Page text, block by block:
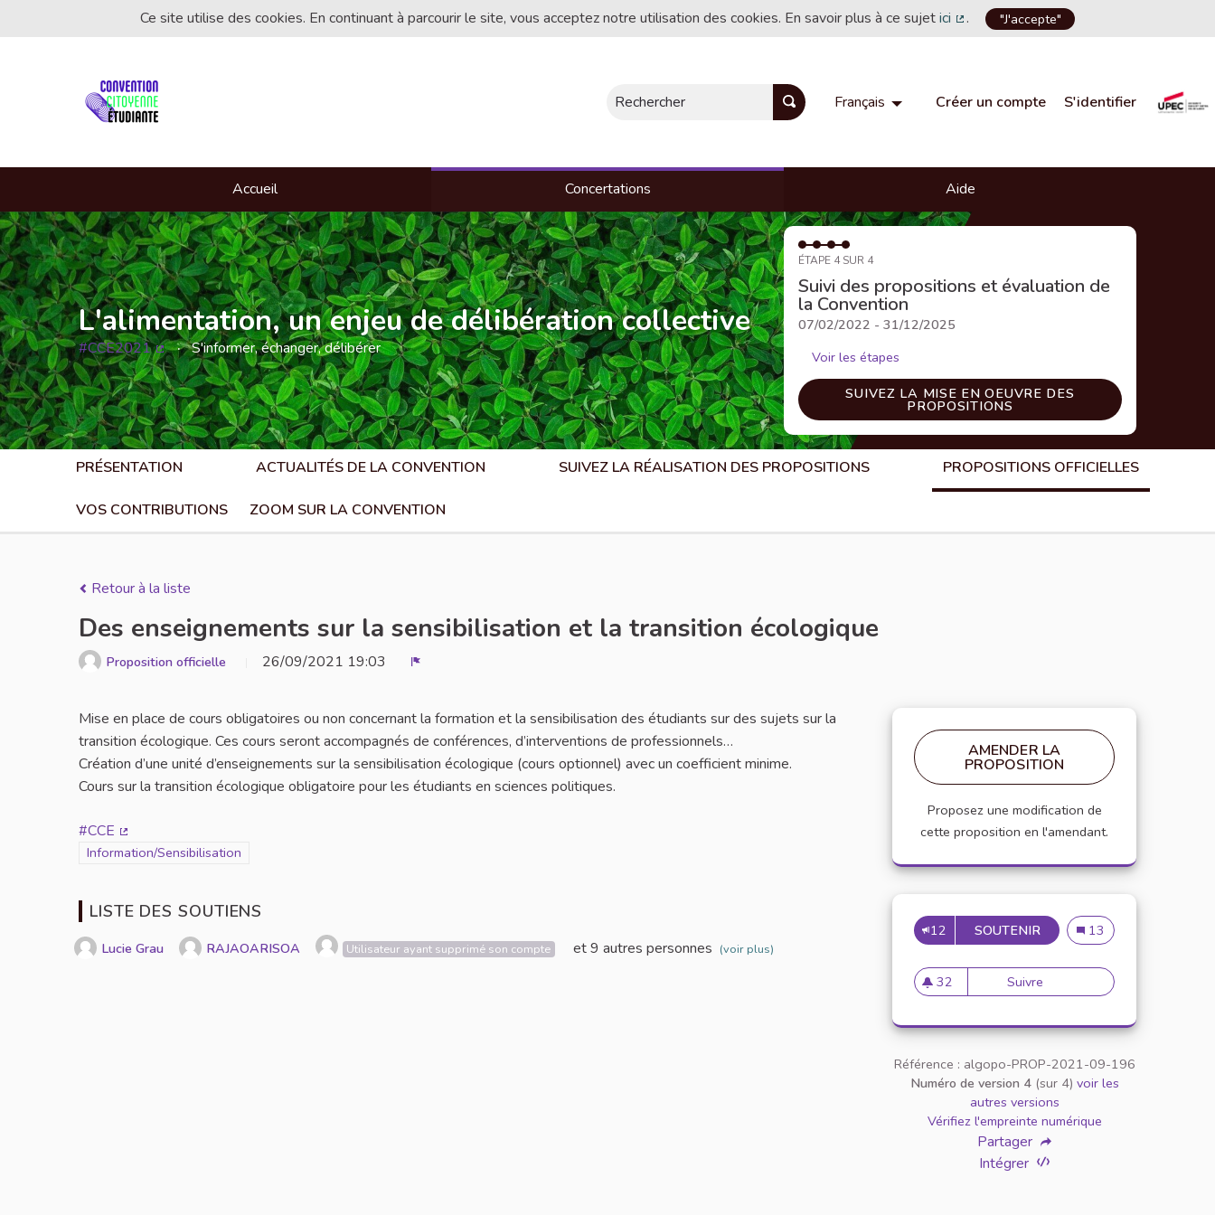
Ce site utilise des cookies. En continuant à parcourir le site, vous acceptez notre utilisation des cookies. En savoir plus à ce sujetici
(Lien externe)
. "J'accepte"
Rechercher Français Choisir la langueChoose language
Créer un compte S'identifier
Accueil Concertations Aide
L'alimentation, un enjeu de délibération collective
#CCE2021
(Lien externe)
S'informer, échanger, délibérer
ÉTAPE 4 SUR 4
Suivi des propositions et évaluation de
la Convention
07/02/2022 - 31/12/2025
Voir les étapes
SUIVEZ LA MISE EN OEUVRE DES
PROPOSITIONS
PRÉSENTATION ACTUALITÉS DE LA CONVENTION SUIVEZ LA RÉALISATION DES PROPOSITIONS PROPOSITIONS OFFICIELLES
VOS CONTRIBUTIONS ZOOM SUR LA CONVENTION
Retour à la liste
Des enseignements sur la sensibilisation et la transition écologique
Proposition officielle 26/09/2021 19:03
Mise en place de cours obligatoires ou non concernant la formation et la sensibilisation des étudiants sur des sujets sur la
transition écologique. Ces cours seront accompagnés de conférences, d’interventions de professionnels…
Création d’une unité d’enseignements sur la sensibilisation écologique (cours optionnel) avec un coefficient minime.
Cours sur la transition écologique obligatoire pour les étudiants en sciences politiques.
#CCE
(Lien externe)
Filtrer les résultats de la catégorie : Information/Sensibilisation
Information/Sensibilisation
LISTE DES SOUTIENS
Lucie Grau RAJAOARISOA Utilisateur ayant supprimé son compte et 9 autres personnes (voir plus)
AMENDER LA
PROPOSITION
Proposez une modification de
cette proposition en l'amendant.
12 SOUTENIRDES ENSEIGNEMENTS
Des enseignements
13
32
32 abonnés
Suivre Des enseignements sur la
Référence : algopo-PROP-2021-09-196
Numéro de version 4(sur 4) voir les
autres versions
Vérifiez l'empreinte numérique
Partager
Intégrer